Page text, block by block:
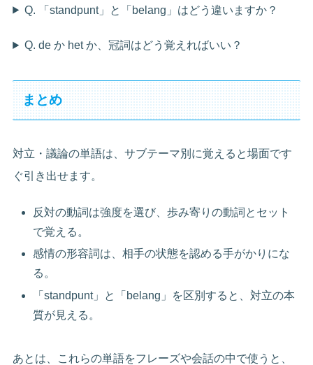
Q. 「standpunt」と「belang」はどう違いますか？
Q. de か het か、冠詞はどう覚えればいい？
まとめ
対立・議論の単語は、サブテーマ別に覚えると場面です
ぐ引き出せます。
反対の動詞は強度を選び、歩み寄りの動詞とセット
で覚える。
感情の形容詞は、相手の状態を認める手がかりにな
る。
「standpunt」と「belang」を区別すると、対立の本
質が見える。
あとは、これらの単語をフレーズや会話の中で使うと、